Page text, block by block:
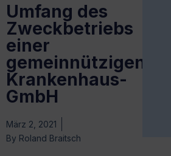
Umfang des
Zweckbetriebs
einer
gemeinnützigen
Krankenhaus-
GmbH
März 2, 2021
By Roland Braitsch